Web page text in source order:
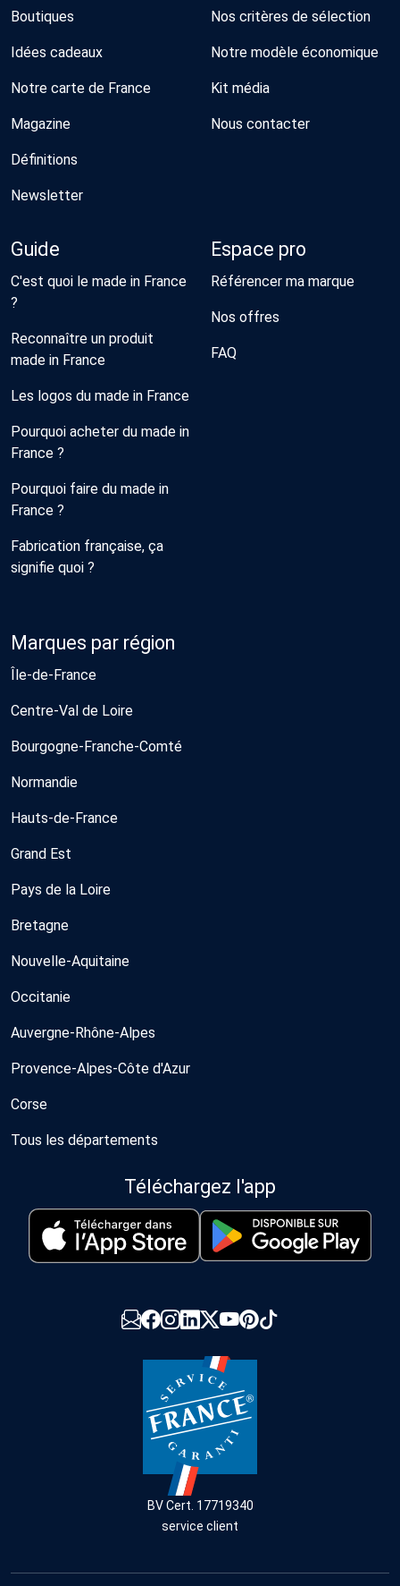
Boutiques
Idées cadeaux
Notre carte de France
Magazine
Définitions
Newsletter
Nos critères de sélection
Notre modèle économique
Kit média
Nous contacter
Guide
C'est quoi le made in France
?
Reconnaître un produit
made in France
Les logos du made in France
Pourquoi acheter du made in
France ?
Pourquoi faire du made in
France ?
Fabrication française, ça
signifie quoi ?
Espace pro
Référencer ma marque
Nos offres
FAQ
Marques par région
Île-de-France
Centre-Val de Loire
Bourgogne-Franche-Comté
Normandie
Hauts-de-France
Grand Est
Pays de la Loire
Bretagne
Nouvelle-Aquitaine
Occitanie
Auvergne-Rhône-Alpes
Provence-Alpes-Côte d'Azur
Corse
Tous les départements
Téléchargez l'app
BV Cert. 17719340
service client